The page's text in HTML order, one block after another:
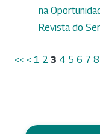
na
Revista do
<< < 1 2 3 4 5 6 7 8